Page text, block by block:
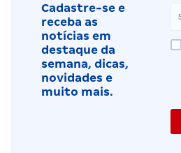
Cadastre-se e
receba as
notícias em
destaque da
semana, dicas,
novidades e
muito mais.